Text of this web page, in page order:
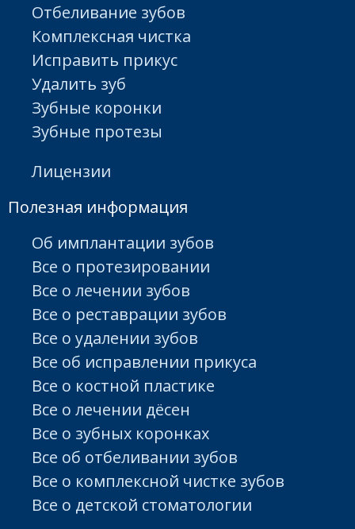
Отбеливание зубов
Комплексная чистка
Исправить прикус
Удалить зуб
Зубные коронки
Зубные протезы
Лицензии
Полезная информация
Об имплантации зубов
Все о протезировании
Все о лечении зубов
Все о реставрации зубов
Все о удалении зубов
Все об исправлении прикуса
Все о костной пластике
Все о лечении дёсен
Все о зубных коронках
Все об отбеливании зубов
Все о комплексной чистке зубов
Все о детской стоматологии